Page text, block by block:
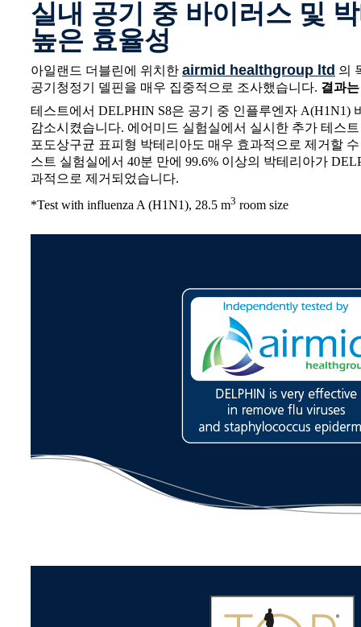
실내 공기 중 바이러스 및
높은 효율성
아일랜드 더블린에 위치한 airmid healthgroup ltd 의
공기청정기 델핀을 매우 집중적으로 조사했습니다. 결과
테스트에서 DELPHIN S8은 공기 중 인플루엔자 A(H1N1)
감소시켰습니다. 에어미드 실험실에서 실시한 추가 테스
포도상구균 표피형 박테리아도 매우 효과적으로 제거할
스트 실험실에서 40분 만에 99.6% 이상의 박테리아가
과적으로 제거되었습니다.
*Test with influenza A (H1N1), 28.5 m3 room size